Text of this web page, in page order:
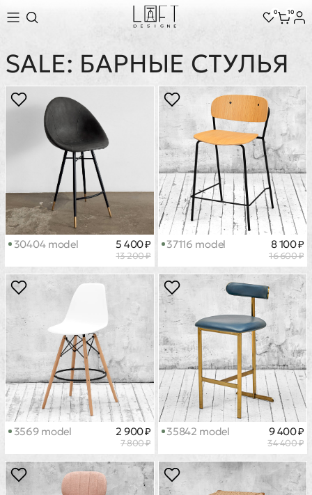
0 10
SALE: БАРНЫЕ СТУЛЬЯ
30404 model
13 200 ₽
5 400 ₽ 37116 model
16 600 ₽
8 100 ₽
3569 model
7 800 ₽
2 900 ₽ 35842 model
34 400 ₽
9 400 ₽